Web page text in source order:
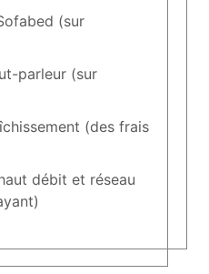
(sur
parleur (sur
(des frais
débit et réseau